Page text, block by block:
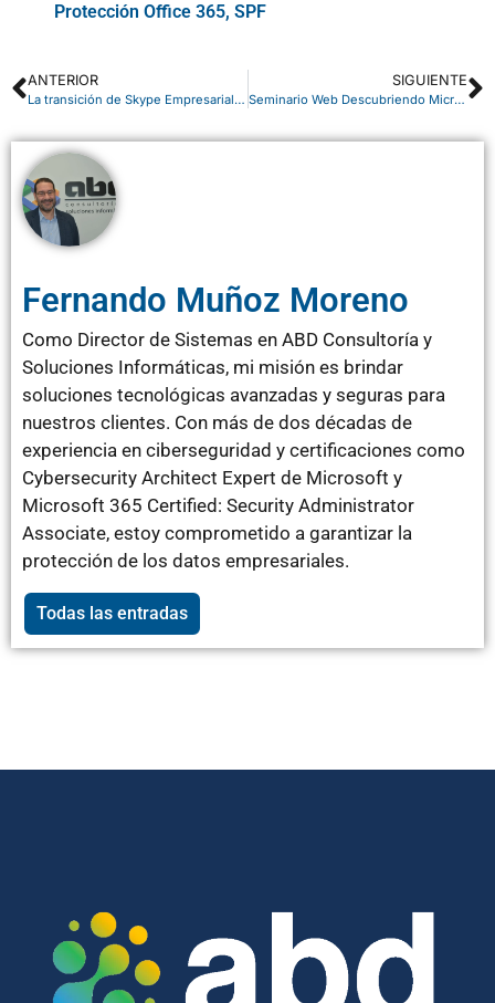
Protección Office 365, SPF
ANTERIOR
La transición de Skype Empresarial a Microsoft Teams es efectiva
SIGUIENTE
Seminario Web Descubriendo Microsoft Power BI
Fernando Muñoz Moreno
Como Director de Sistemas en ABD Consultoría y
Soluciones Informáticas, mi misión es brindar
soluciones tecnológicas avanzadas y seguras para
nuestros clientes. Con más de dos décadas de
experiencia en ciberseguridad y certificaciones como
Cybersecurity Architect Expert de Microsoft y
Microsoft 365 Certified: Security Administrator
Associate, estoy comprometido a garantizar la
protección de los datos empresariales.
Todas las entradas